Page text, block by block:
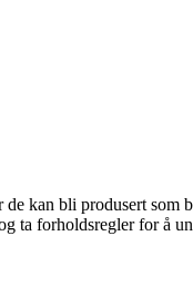
kan bli produsert som
ta forholdsregler for å